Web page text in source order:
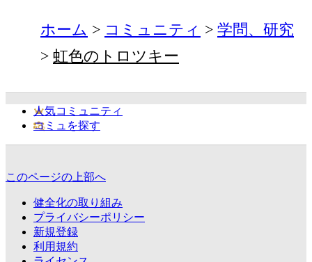
ホーム コミュニティ
学問、研究
虹色のトロツキー
人気コミュニティ
コミュを探す
このページの上部へ
健全化の取り組み
プライバシーポリシー
新規登録
利用規約